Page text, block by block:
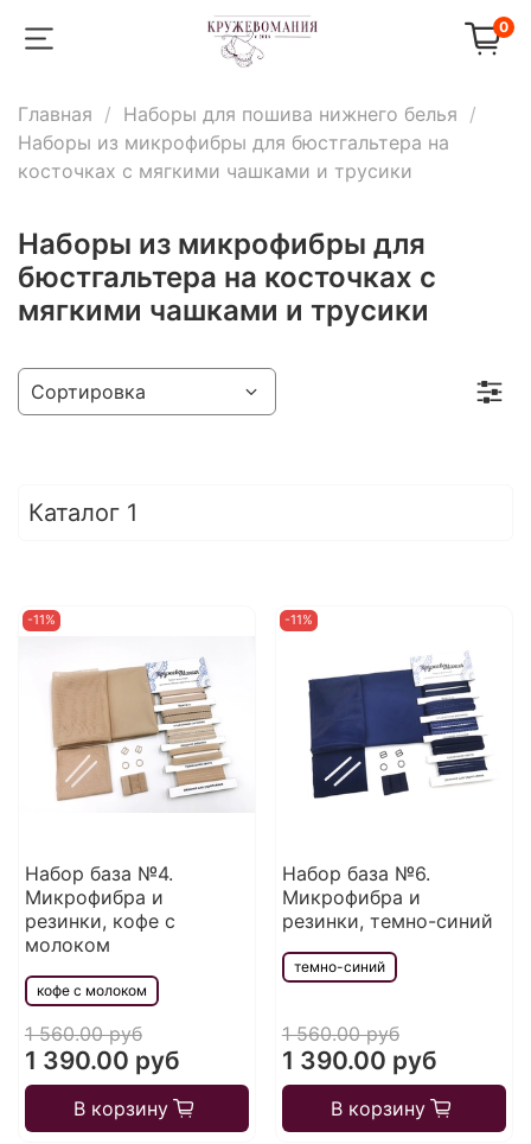
0
Главная
Наборы для пошива нижнего белья
Наборы из микрофибры для бюстгальтера на
косточках с мягкими чашками и трусики
Наборы из микрофибры для
бюстгальтера на косточках с
мягкими чашками и трусики
Каталог 1
-11%
Набор база №4.
Микрофибра и
резинки, кофе с
молоком
кофе с молоком
1 560.00 руб
1 390.00 руб
В корзину
-11%
Набор база №6.
Микрофибра и
резинки, темно-синий
темно-синий
1 560.00 руб
1 390.00 руб
В корзину